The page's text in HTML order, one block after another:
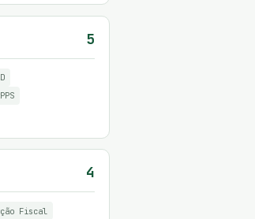
5
4
Fiscal